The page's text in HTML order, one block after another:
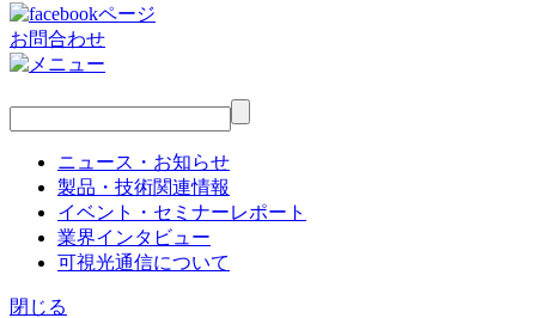
お問合わせ
ニュース・お知らせ
製品・技術関連情報
イベント・セミナーレポート
業界インタビュー
可視光通信について
閉じる